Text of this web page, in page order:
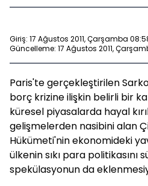
Giriş: 17 Ağustos 2011, Çarşamba
Güncelleme: 17 Ağustos 2011,
Paris'te gerçekleştirilen
borç krizine ilişkin belirli bir
küresel piyasalarda hayal
gelişmelerden nasibini alan
Hükümeti'nin ekonomideki
ülkenin sıkı para
spekülasyonun da